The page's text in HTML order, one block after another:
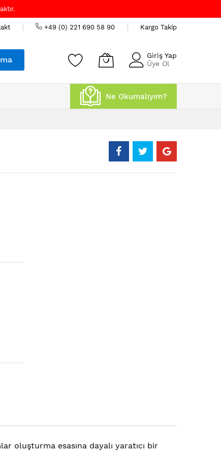
+49 (0) 221 690 58 90 Kargo Takip
Giriş Yap
Üye Ol
Ne Okumalıyım?
oluşturma esasına dayalı yaratıcı bir